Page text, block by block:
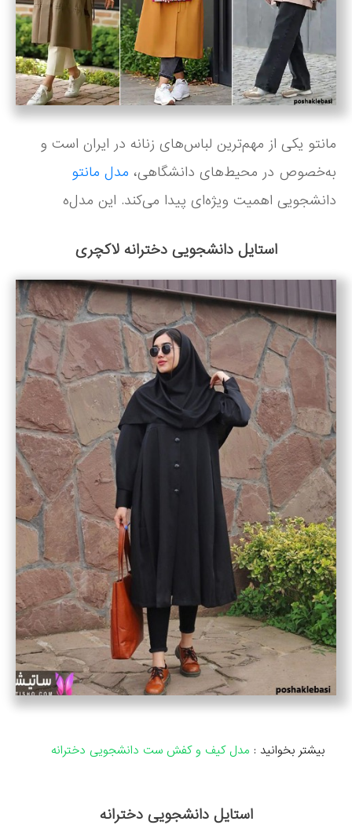
مانتو یکی از مهم‌ترین لباس‌های زنانه در ایران است و
به‌خصوص در محیط‌های دانشگاهی، مدل مانتو
دانشجویی اهمیت ویژه‌ای پیدا می‌کند. این مدل‌ه
استایل دانشجویی دخترانه لاکچری
بیشتر بخوانید : مدل کیف و کفش ست دانشجویی دخترانه
استایل دانشجویی دخترانه